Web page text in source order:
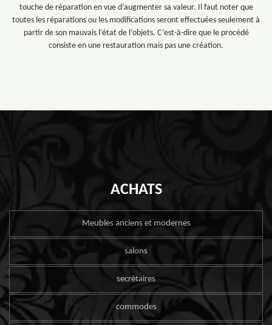
touche de réparation en vue d’augmenter sa valeur. Il faut noter que
toutes les réparations ou les modifications seront effectuées seulement à
partir de son mauvais l’état de l’objets. C’est-à-dire que le procédé
consiste en une restauration mais pas une création.
ACHATS
Meubles anciens et modernes
salons
secrétaires
commodes